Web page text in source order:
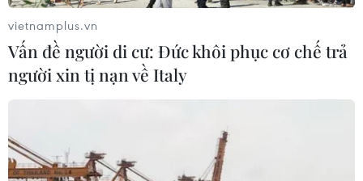
Sửa đổi Luật Dầu khí: Phân cấp,
phân quyền nhưng phải kiểm soát
rủi ro
Xem thêm
vietnamplus.vn
Vấn đề người di cư: Đức khôi phục cơ chế trả
người xin tị nạn về Italy